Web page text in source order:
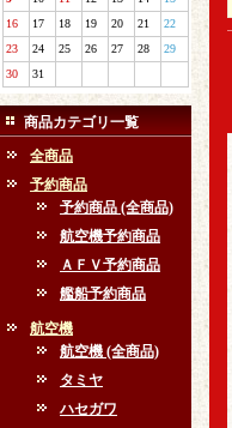
16
17 18 19 20 21
22
23
24 25 26 27 28
29
30
31
商品カテゴリ一覧
全商品
予約商品
予約商品 (全商品)
航空機予約商品
ＡＦＶ予約商品
艦船予約商品
航空機
航空機 (全商品)
タミヤ
ハセガワ